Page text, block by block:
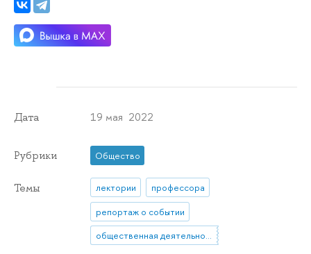
Дата 19 мая 2022
Рубрики Общество
Темы лектории
профессора
репортаж о событии
общественная деятельность